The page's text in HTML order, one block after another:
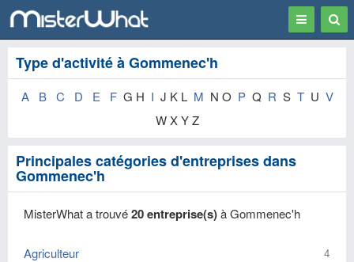
Toggle
Type d'activité à Gommenec'h
A B C D E F G H I J K L M N O P Q R S T U V
W X Y Z
Principales catégories d'entreprises dans
Gommenec'h
MisterWhat a trouvé20 entreprise(s)à Gommenec'h
Agriculteur 4